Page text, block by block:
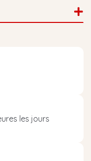
les jours